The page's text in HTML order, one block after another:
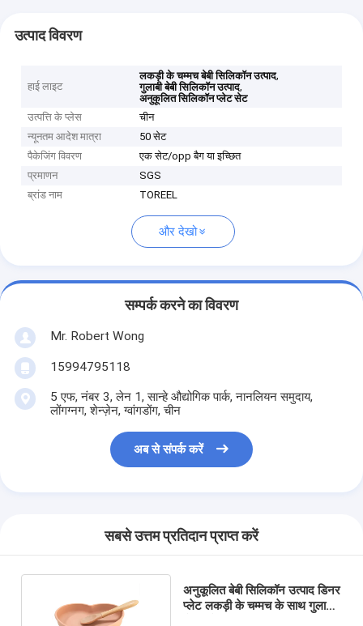
उत्पाद विवरण
हाई लाइट
लकड़ी के चम्मच बेबी सिलिकॉन उत्पाद,
गुलाबी बेबी सिलिकॉन उत्पाद,
अनुकूलित सिलिकॉन प्लेट सेट
उत्पत्ति के प्लेस
चीन
न्यूनतम आदेश मात्रा
50 सेट
पैकेजिंग विवरण
एक सेट/opp बैग या इच्छित
प्रमाणन
SGS
ब्रांड नाम
TOREEL
और देखो
सम्पर्क करने का विवरण
Mr. Robert Wong
15994795118
5 एफ, नंबर 3, लेन 1, सान्हे औद्योगिक पार्क, नानलियन समुदाय,
लोंगग्नग, शेन्ज़ेन, ग्वांगडोंग, चीन
अब से संपर्क करें
सबसे उत्तम प्रतिदान प्राप्त करें
अनुकूलित बेबी सिलिकॉन उत्पाद डिनर
प्लेट लकड़ी के चम्मच के साथ गुलाबी